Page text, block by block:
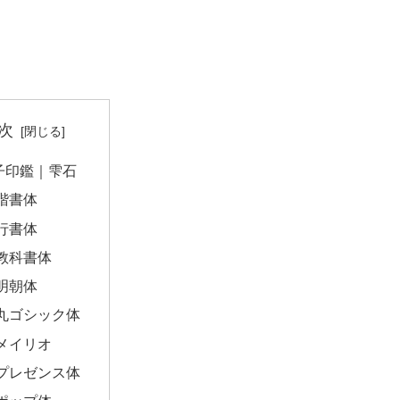
印鑑｜雫石
書体
書体
科書体
朝体
ゴシック体
イリオ
レゼンス体